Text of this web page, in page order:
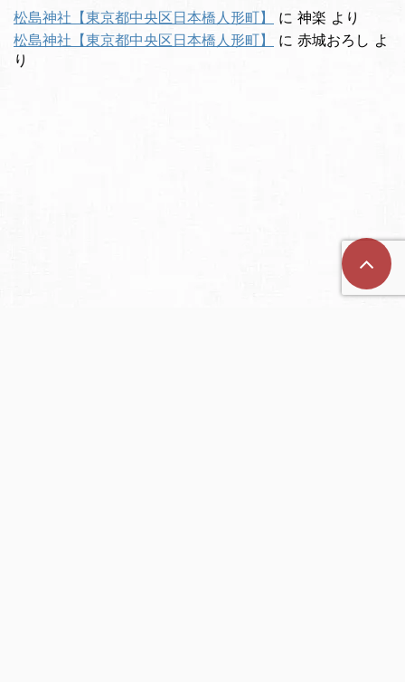
松島神社【東京都中央区日本橋人形町】 に 神楽 より
松島神社【東京都中央区日本橋人形町】
に 赤城おろし よ
り